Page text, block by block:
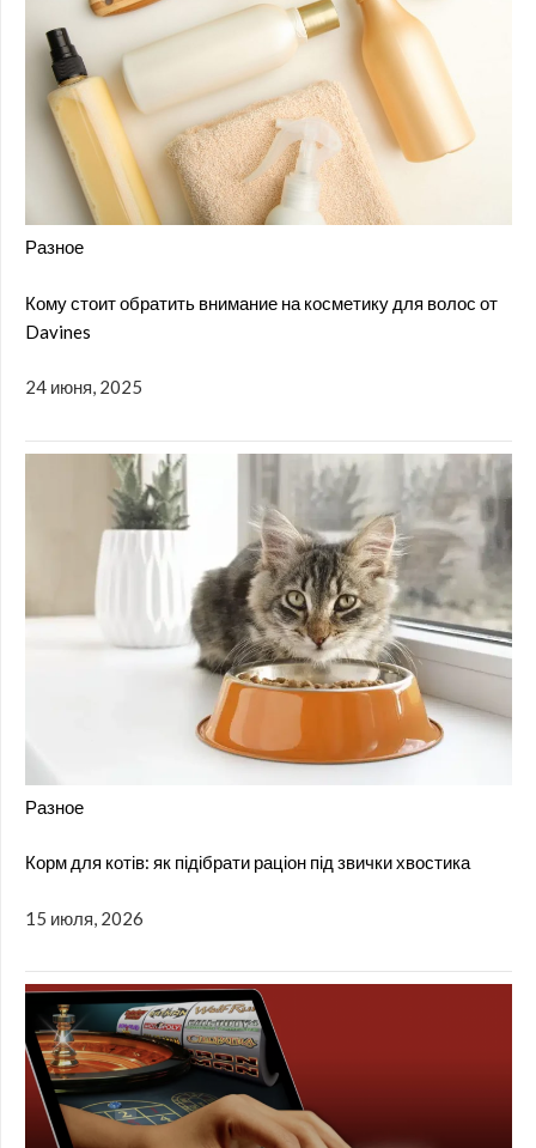
Разное
Кому стоит обратить внимание на косметику для волос от
Davines
24 июня, 2025
Разное
Корм для котів: як підібрати раціон під звички хвостика
15 июля, 2026